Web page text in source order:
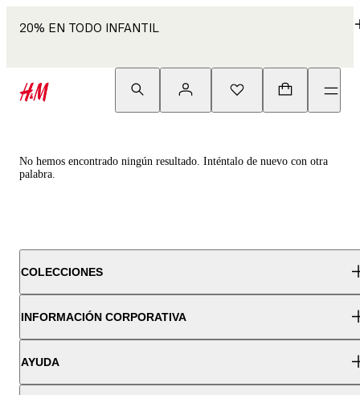
20% EN TODO INFANTIL
No hemos encontrado ningún resultado. Inténtalo de nuevo con otra
palabra.
COLECCIONES
INFORMACIÓN CORPORATIVA
AYUDA